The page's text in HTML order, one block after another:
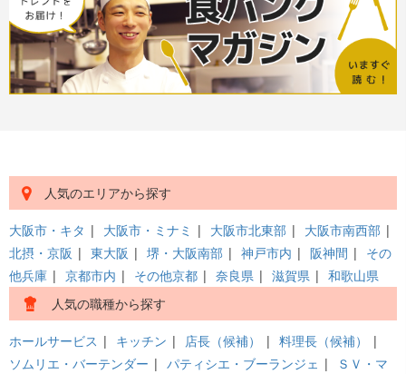
人気のエリアから探す
大阪市・キタ | 大阪市・ミナミ | 大阪市北東部 | 大阪市南西部 |
北摂・京阪 | 東大阪 | 堺・大阪南部 | 神戸市内 | 阪神間 | その
他兵庫 | 京都市内 | その他京都 | 奈良県 | 滋賀県 | 和歌山県
人気の職種から探す
ホールサービス | キッチン | 店長（候補） | 料理長（候補）
|
ソムリエ・バーテンダー | パティシエ・ブーランジェ |
ＳＶ・マ